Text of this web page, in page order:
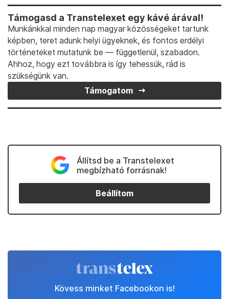
Támogasd a Transtelexet egy kávé árával!
Munkánkkal minden nap magyar közösségeket tartunk
képben, teret adunk helyi ügyeknek, és fontos erdélyi
történeteket mutatunk be — függetlenül, szabadon.
Ahhoz, hogy ezt továbbra is így tehessük, rád is
szükségünk van.
Támogatom
Állítsd be a Transtelexet
megbízható forrásnak!
Beállítom
Kövess minket Facebookon is!